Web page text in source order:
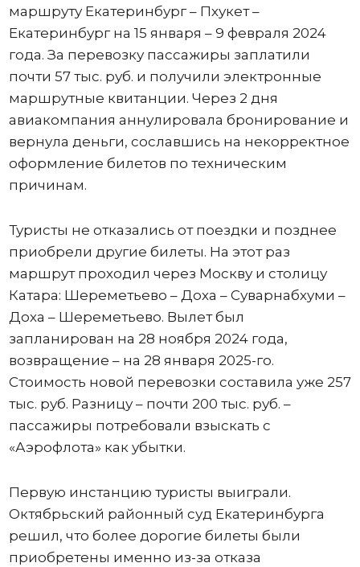
маршруту Екатеринбург – Пхукет –
Екатеринбург на 15 января – 9 февраля 2024
года. За перевозку пассажиры заплатили
почти 57 тыс. руб. и получили электронные
маршрутные квитанции. Через 2 дня
авиакомпания аннулировала бронирование и
вернула деньги, сославшись на некорректное
оформление билетов по техническим
причинам.
Туристы не отказались от поездки и позднее
приобрели другие билеты. На этот раз
маршрут проходил через Москву и столицу
Катара: Шереметьево – Доха – Суварнабхуми –
Доха – Шереметьево. Вылет был
запланирован на 28 ноября 2024 года,
возвращение – на 28 января 2025-го.
Стоимость новой перевозки составила уже 257
тыс. руб. Разницу – почти 200 тыс. руб. –
пассажиры потребовали взыскать с
«Аэрофлота» как убытки.
Первую инстанцию туристы выиграли.
Октябрьский районный суд Екатеринбурга
решил, что более дорогие билеты были
приобретены именно из-за отказа